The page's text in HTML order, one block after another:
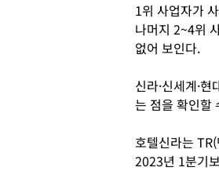
1위 사업자가
나머지 2~4위
없어 보인다.
신라·신세계·
는 점을 확인할
호텔신라는
2023년 1분기